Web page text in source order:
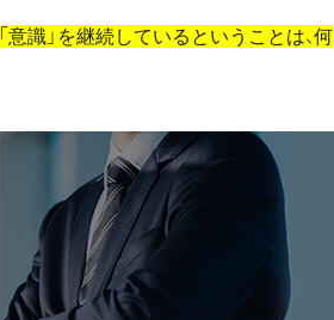
「意識」を継続しているということは、何